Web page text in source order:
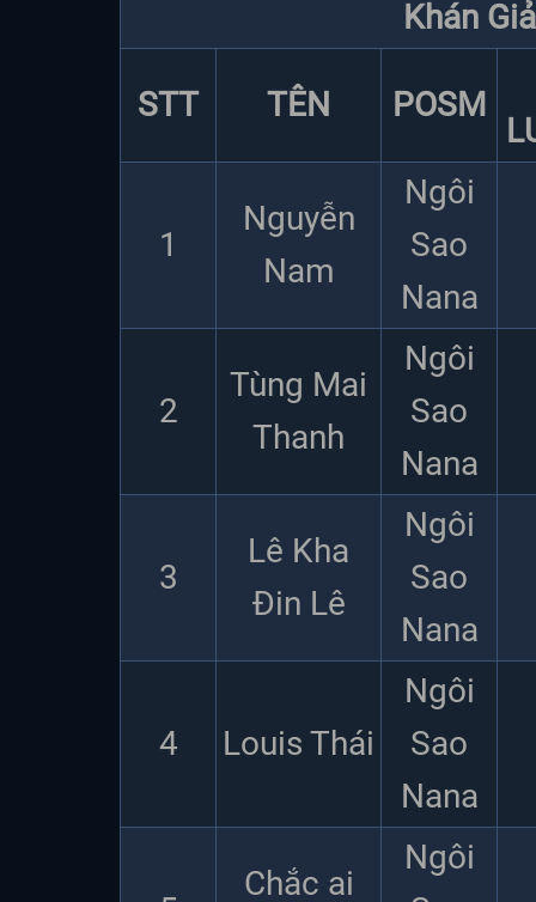
Khán Giả
STT TÊN POSM
1
Nguyễn
Nam
Ngôi
Sao
Nana
2
Tùng Mai
Thanh
Ngôi
Sao
Nana
3
Lê Kha
Đin Lê
Ngôi
Sao
Nana
4 Louis Thái
Ngôi
Sao
Nana
Chắc ai
Ngôi